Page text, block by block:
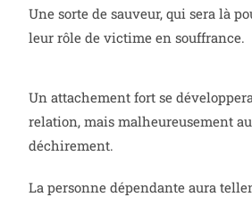
Une sorte de sauveur, qui sera là
leur rôle de victime en souffrance.
Un attachement fort se
relation, mais malheureusement
déchirement.
La personne dépendante aura